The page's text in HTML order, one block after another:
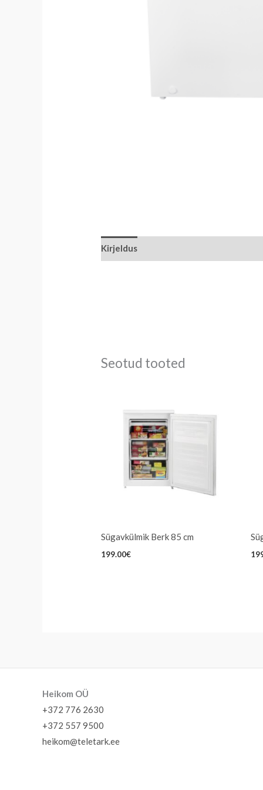
Kirjeldus
Seotud tooted
Sügavkülmik Berk 85 cm
199.00€
Heikom OÜ
+372 776 2630
+372 557 9500
heikom@teletark.ee